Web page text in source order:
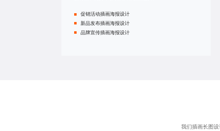
促销活动插画海报设计
新品发布插画海报设计
品牌宣传插画海报设计
我们插画长图